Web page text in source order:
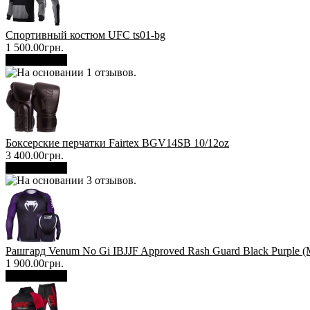
Спортивный костюм UFC ts01-bg
1 500.00грн.
Боксерские перчатки Fairtex BGV14SB 10/12oz
3 400.00грн.
Рашгард Venum No Gi IBJJF Approved Rash Guard Black Purple
1 900.00грн.